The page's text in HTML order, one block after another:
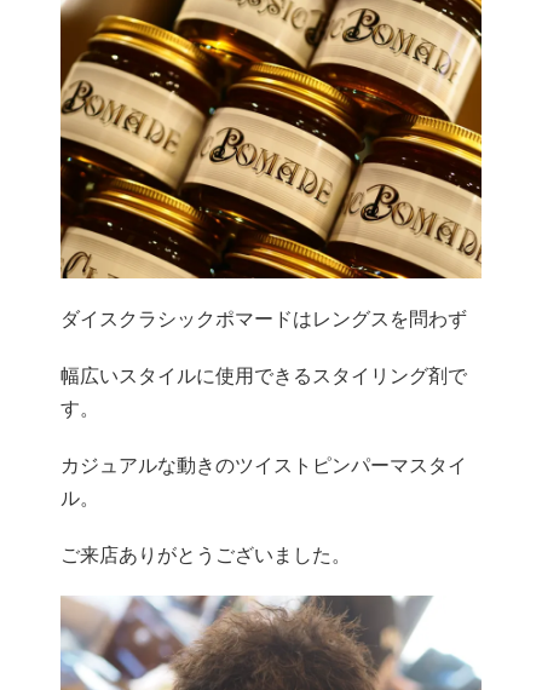
ダイスクラシックポマードはレングスを問わず
幅広いスタイルに使用できるスタイリング剤で
す。
カジュアルな動きのツイストピンパーマスタイ
ル。
ご来店ありがとうございました。